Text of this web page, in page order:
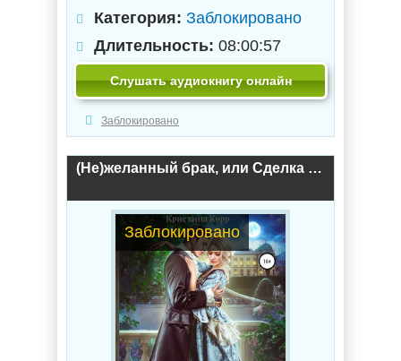
Категория: Заблокировано
Длительность: 08:00:57
Слушать аудиокнигу онлайн
Заблокировано
(Не)желанный брак, или Сделка с оборотнем / Кристина Корр
Заблокировано